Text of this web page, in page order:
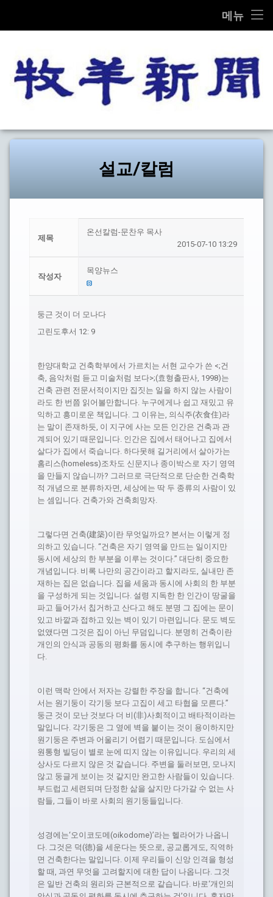
메뉴
교계종합
교단/교회
설교/칼럼 목양
설교/칼럼
제목
온선칼럼-문찬우 목사
2015-07-10 13:29
작성자
목양뉴스
둥근 것이 더 모나다
고린도후서 12: 9
한양대학교 건축학부에서 가르치는 서현 교수가 쓴 <;건
축, 음악처럼 듣고 미술처럼 보다>;(효형출판사, 1998)는
건축 관련 전문서적이지만 집짓는 일을 하지 않는 사람이
라도 한 번쯤 읽어볼만합니다. 누구에게나 쉽고 재밌고 유
익하고 흥미로운 책입니다. 그 이유는, 의식주(衣食住)라
는 말이 존재하듯, 이 지구에 사는 모든 인간은 건축과 관
계되어 있기 때문입니다. 인간은 집에서 태어나고 집에서
살다가 집에서 죽습니다. 하다못해 길거리에서 살아가는
홈리스(homeless)조차도 신문지나 종이박스로 자기 영역
을 만들지 않습니까? 그러므로 극단적으로 단순한 건축학
적 개념으로 분류하자면, 세상에는 딱 두 종류의 사람이 있
는 셈입니다. 건축가와 건축희망자.
그렇다면 건축(建築)이란 무엇일까요? 본서는 이렇게 정
의하고 있습니다. “건축은 자기 영역을 만드는 일이지만
동시에 세상의 한 부분을 이루는 것이다.” 대단히 중요한
개념입니다. 비록 나만의 공간이라고 할지라도, 실내만 존
재하는 집은 없습니다. 집을 세움과 동시에 사회의 한 부분
을 구성하게 되는 것입니다. 설령 지독한 한 인간이 땅굴을
파고 들어가서 칩거하고 산다고 해도 분명 그 집에는 문이
있고 바깥과 접하고 있는 벽이 있기 마련입니다. 문도 벽도
없앴다면 그것은 집이 아닌 무덤입니다. 분명히 건축이란
개인의 안식과 공동의 평화를 동시에 추구하는 행위입니
다.
이런 맥락 안에서 저자는 강렬한 주장을 합니다. “건축에
서는 원기둥이 각기둥 보다 고집이 세고 타협을 모른다.”
둥근 것이 모난 것보다 더 비(非)사회적이고 배타적이라는
말입니다. 각기둥은 그 옆에 벽을 붙이는 것이 용이하지만
원기둥은 주변과 어울리기 어렵기 때문입니다. 도심에서
원통형 빌딩이 별로 눈에 띠지 않는 이유입니다. 우리의 세
상사도 다르지 않은 것 같습니다. 주변을 둘러보면, 모나지
않고 둥글게 보이는 것 같지만 완고한 사람들이 있습니다.
부드럽고 세련되며 단정한 삶을 살지만 다가갈 수 없는 사
람들, 그들이 바로 사회의 원기둥들입니다.
성경에는‘오이코도메(oikodome)’라는 헬라어가 나옵니
다. 그것은 덕(德)을 세운다는 뜻으로, 공교롭게도, 직역하
면 건축한다는 말입니다. 이제 우리들이 신앙 인격을 형성
할 때, 과연 무엇을 고려할지에 대한 답이 나옵니다. 그것
은 일반 건축의 원리와 근본적으로 같습니다. 바로‘개인의